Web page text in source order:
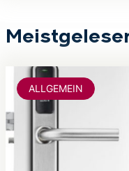
ALLGEMEIN